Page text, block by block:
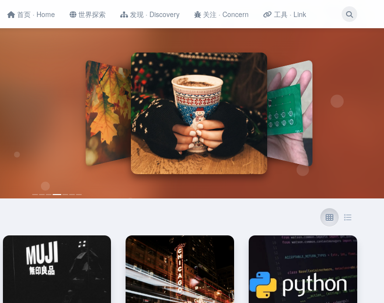
首页 · Home 世界探索 发现 · Discovery 关注 · Concern 工具 · Link